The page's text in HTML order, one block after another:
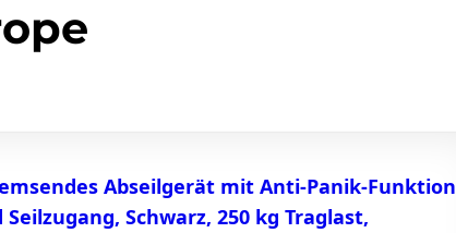
Abseilgerät mit Anti-Panik-Funktion
Schwarz, 250 kg Traglast,